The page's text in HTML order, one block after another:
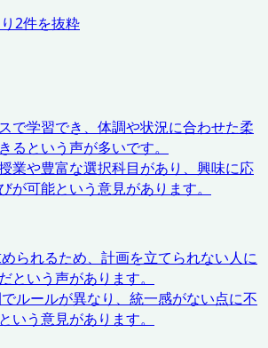
2件を抜粋
で学習でき、体調や状況に合わせた柔
るという声が多いです。
業や豊富な選択科目があり、興味に応
が可能という意見があります。
られるため、計画を立てられない人に
という声があります。
ルールが異なり、統一感がない点に不
いう意見があります。